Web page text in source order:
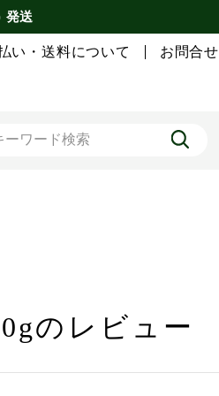
発送
い・送料について お問合せ
のレビュー